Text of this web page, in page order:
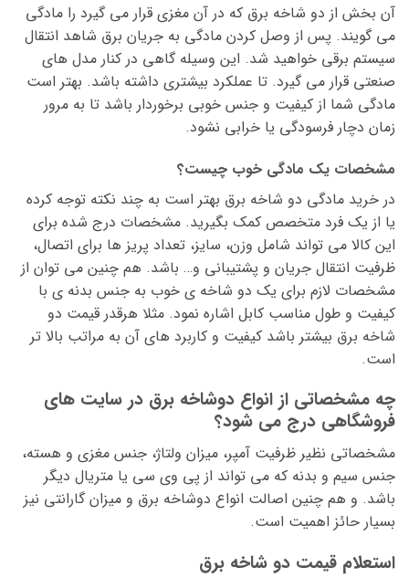
آن بخش از دو شاخه برق که در آن مغزی قرار می گیرد را مادگی
می گویند. پس از وصل کردن مادگی به جریان برق شاهد انتقال
سیستم برقی خواهید شد. این وسیله گاهی در کنار مدل های
صنعتی قرار می گیرد. تا عملکرد بیشتری داشته باشد. بهتر است
مادگی شما از کیفیت و جنس خوبی برخوردار باشد تا به مرور
زمان دچار فرسودگی یا خرابی نشود.
مشخصات یک مادگی خوب چیست؟
در خرید مادگی دو شاخه برق بهتر است به چند نکته توجه کرده
یا از یک فرد متخصص کمک بگیرید. مشخصات درج شده برای
این کالا می تواند شامل وزن، سایز، تعداد پریز ها برای اتصال،
ظرفیت انتقال جریان و پشتیبانی و… باشد. هم چنین می توان از
مشخصات لازم برای یک دو شاخه ی خوب به جنس بدنه ی با
کیفیت و طول مناسب کابل اشاره نمود. مثلا هرقدر قیمت دو
شاخه برق بیشتر باشد کیفیت و کاربرد های آن به مراتب بالا تر
است.
چه مشخصاتی از انواع دوشاخه برق در سایت های
فروشگاهی درج می شود؟
مشخصاتی نظیر ظرفیت آمپر، میزان ولتاژ، جنس مغزی و هسته،
جنس سیم و بدنه که می تواند از پی وی سی یا متریال دیگر
باشد. و هم چنین اصالت انواع دوشاخه برق و میزان گارانتی نیز
بسیار حائز اهمیت است.
استعلام قیمت دو شاخه برق